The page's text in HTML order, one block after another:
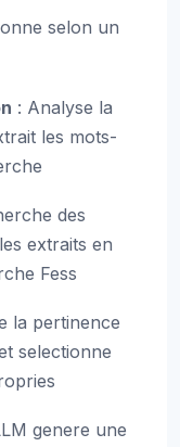
selon un
: Analyse la
les mots-
des
extraits en
Fess
la pertinence
selectionne
genere une